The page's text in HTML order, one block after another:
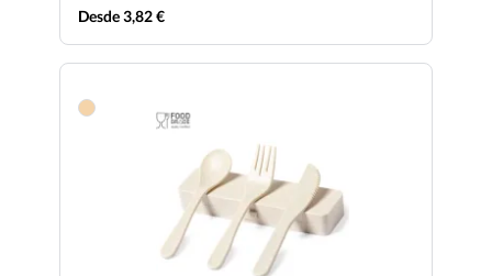
Desde 3,82 €